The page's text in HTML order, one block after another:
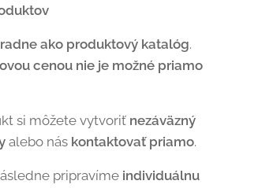
ako produktový katalóg.
cenou nie je možné priamo
si môžete vytvoriť nezáväzný
alebo nás kontaktovať priamo.
pripravíme individuálnu